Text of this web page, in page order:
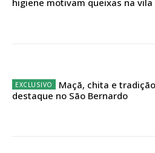
12
higiene motivam queixas na vila
Maçã, chita e
destaque no São Bernardo